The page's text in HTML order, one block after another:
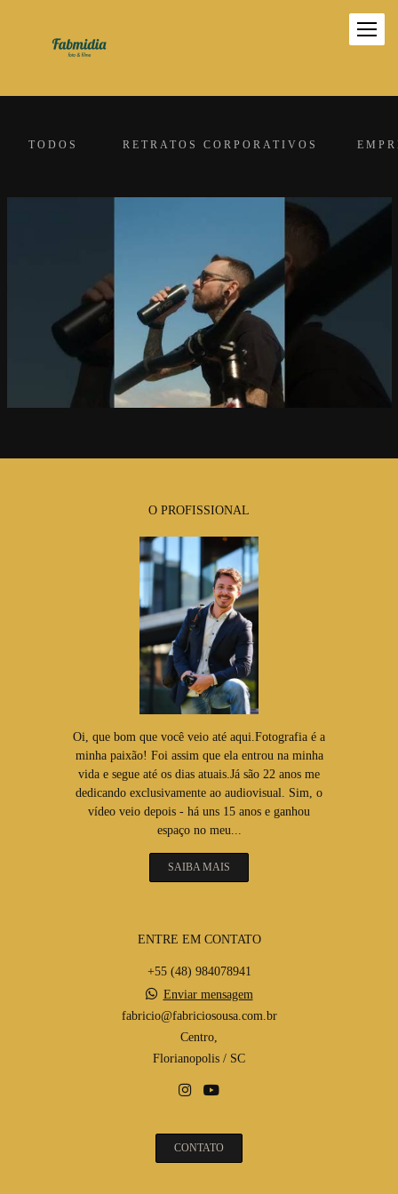
TODOS RETRATOS CORPORATIVOS
O PROFISSIONAL
Oi, que bom que você veio até aqui.Fotografia é a
minha paixão! Foi assim que ela entrou na minha
vida e segue até os dias atuais.Já são 22 anos me
dedicando exclusivamente ao audiovisual. Sim, o
vídeo veio depois - há uns 15 anos e ganhou
espaço no meu...
SAIBA MAIS
ENTRE EM CONTATO
+55 (48) 984078941
Enviar mensagem
fabricio@fabriciosousa.com.br
Centro,
Florianopolis / SC
CONTATO